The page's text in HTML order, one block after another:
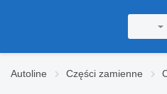
Autoline Części zamienne